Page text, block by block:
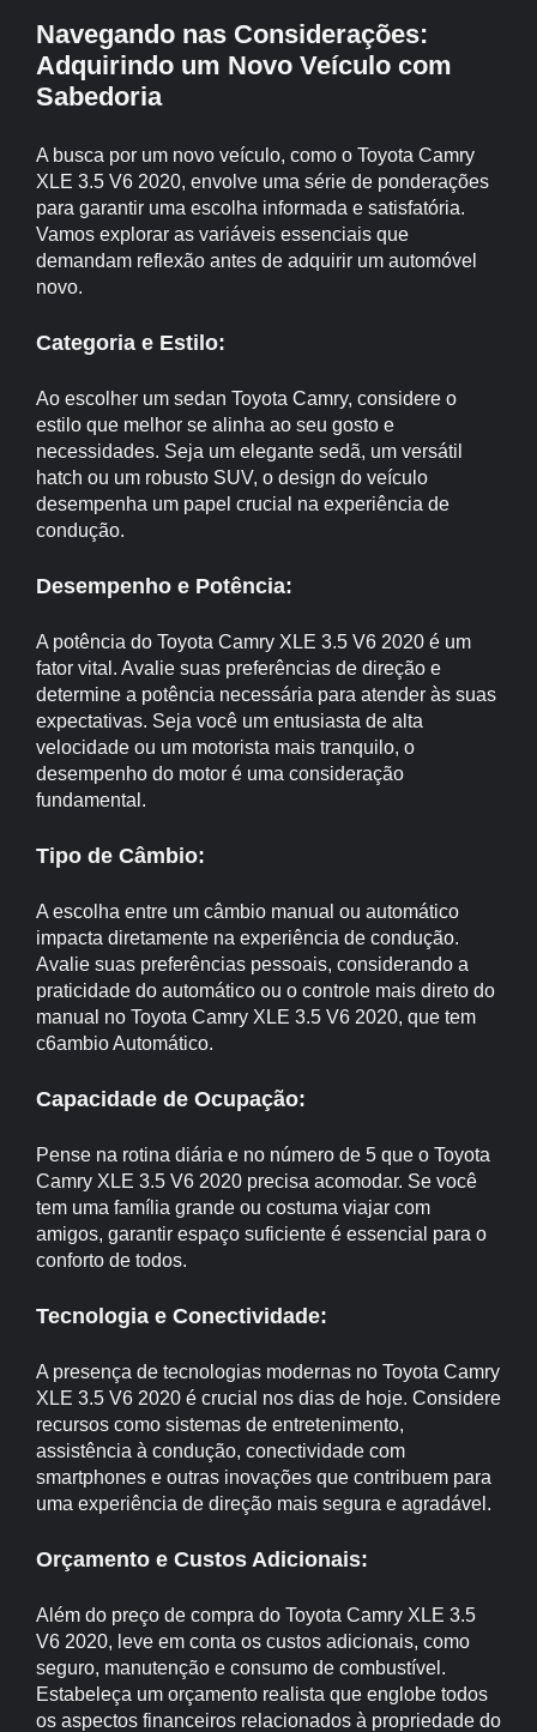
Navegando nas Considerações:
Adquirindo um Novo Veículo com
Sabedoria
A busca por um novo veículo, como o Toyota Camry
XLE 3.5 V6 2020, envolve uma série de ponderações
para garantir uma escolha informada e satisfatória.
Vamos explorar as variáveis essenciais que
demandam reflexão antes de adquirir um automóvel
novo.
Categoria e Estilo:
Ao escolher um sedan Toyota Camry, considere o
estilo que melhor se alinha ao seu gosto e
necessidades. Seja um elegante sedã, um versátil
hatch ou um robusto SUV, o design do veículo
desempenha um papel crucial na experiência de
condução.
Desempenho e Potência:
A potência do Toyota Camry XLE 3.5 V6 2020 é um
fator vital. Avalie suas preferências de direção e
determine a potência necessária para atender às suas
expectativas. Seja você um entusiasta de alta
velocidade ou um motorista mais tranquilo, o
desempenho do motor é uma consideração
fundamental.
Tipo de Câmbio:
A escolha entre um câmbio manual ou automático
impacta diretamente na experiência de condução.
Avalie suas preferências pessoais, considerando a
praticidade do automático ou o controle mais direto do
manual no Toyota Camry XLE 3.5 V6 2020, que tem
c6ambio Automático.
Capacidade de Ocupação:
Pense na rotina diária e no número de 5 que o Toyota
Camry XLE 3.5 V6 2020 precisa acomodar. Se você
tem uma família grande ou costuma viajar com
amigos, garantir espaço suficiente é essencial para o
conforto de todos.
Tecnologia e Conectividade:
A presença de tecnologias modernas no Toyota Camry
XLE 3.5 V6 2020 é crucial nos dias de hoje. Considere
recursos como sistemas de entretenimento,
assistência à condução, conectividade com
smartphones e outras inovações que contribuem para
uma experiência de direção mais segura e agradável.
Orçamento e Custos Adicionais:
Além do preço de compra do Toyota Camry XLE 3.5
V6 2020, leve em conta os custos adicionais, como
seguro, manutenção e consumo de combustível.
Estabeleça um orçamento realista que englobe todos
os aspectos financeiros relacionados à propriedade do